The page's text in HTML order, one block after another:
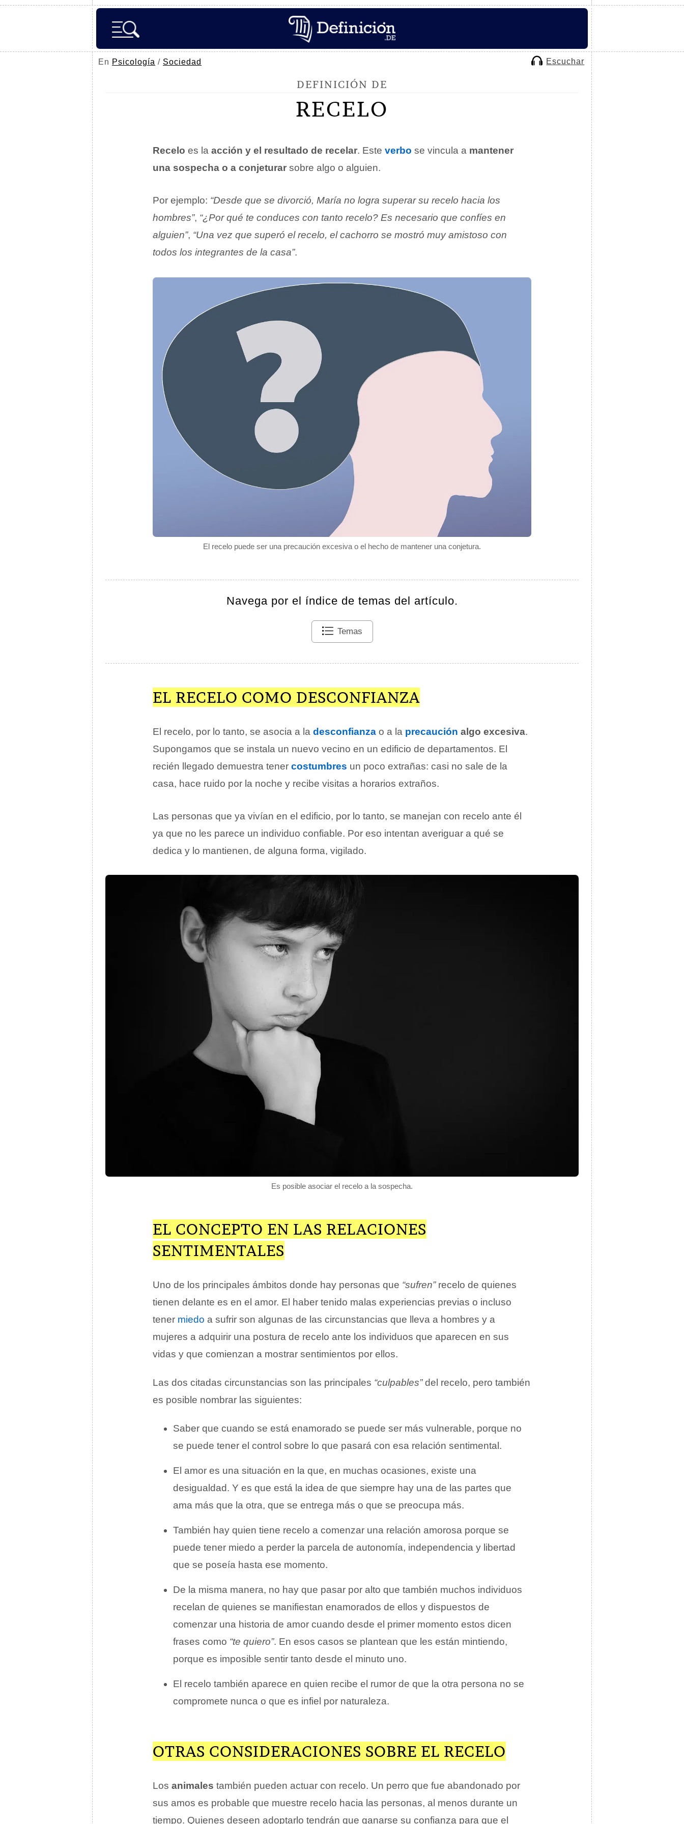
En Psicología / Sociedad Escuchar
DEFINICIÓN DE
RECELO
El recelo puede ser una precaución excesiva o el hecho de mantener una conjetura.
Recelo es la acción y el resultado de recelar. Este verbo se vincula a mantener
una sospecha o a conjeturar sobre algo o alguien.
Por ejemplo: “Desde que se divorció, María no logra superar su recelo hacia los
hombres”, “¿Por qué te conduces con tanto recelo? Es necesario que confíes en
alguien”, “Una vez que superó el recelo, el cachorro se mostró muy amistoso con
todos los integrantes de la casa”.
Navega por el índice de temas del artículo.
Temas
EL RECELO COMO DESCONFIANZA
El recelo, por lo tanto, se asocia a la desconfianza o a la precaución algo excesiva.
Supongamos que se instala un nuevo vecino en un edificio de departamentos. El
recién llegado demuestra tener costumbres un poco extrañas: casi no sale de la
casa, hace ruido por la noche y recibe visitas a horarios extraños.
Las personas que ya vivían en el edificio, por lo tanto, se manejan con recelo ante él
ya que no les parece un individuo confiable. Por eso intentan averiguar a qué se
dedica y lo mantienen, de alguna forma, vigilado.
Es posible asociar el recelo a la sospecha.
EL CONCEPTO EN LAS RELACIONES
SENTIMENTALES
Uno de los principales ámbitos donde hay personas que “sufren”recelo de quienes
tienen delante es en el amor. El haber tenido malas experiencias previas o incluso
tener miedo a sufrir son algunas de las circunstancias que lleva a hombres y a
mujeres a adquirir una postura de recelo ante los individuos que aparecen en sus
vidas y que comienzan a mostrar sentimientos por ellos.
Las dos citadas circunstancias son las principales “culpables”del recelo, pero también
es posible nombrar las siguientes:
Saber que cuando se está enamorado se puede ser más vulnerable, porque no
se puede tener el control sobre lo que pasará con esa relación sentimental.
El amor es una situación en la que, en muchas ocasiones, existe una
desigualdad. Y es que está la idea de que siempre hay una de las partes que
ama más que la otra, que se entrega más o que se preocupa más.
También hay quien tiene recelo a comenzar una relación amorosa porque se
puede tener miedo a perder la parcela de autonomía, independencia y libertad
que se poseía hasta ese momento.
De la misma manera, no hay que pasar por alto que también muchos individuos
recelan de quienes se manifiestan enamorados de ellos y dispuestos de
comenzar una historia de amor cuando desde el primer momento estos dicen
frases como “te quiero”. En esos casos se plantean que les están mintiendo,
porque es imposible sentir tanto desde el minuto uno.
El recelo también aparece en quien recibe el rumor de que la otra persona no se
compromete nunca o que es infiel por naturaleza.
OTRAS CONSIDERACIONES SOBRE EL RECELO
Los animales también pueden actuar con recelo. Un perro que fue abandonado por
sus amos es probable que muestre recelo hacia las personas, al menos durante un
tiempo. Quienes deseen adoptarlo tendrán que ganarse su confianza para que el